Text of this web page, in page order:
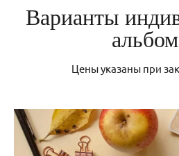
Варианты
Цены указаны при